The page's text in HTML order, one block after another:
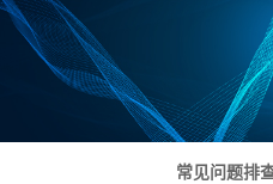
常见问题排